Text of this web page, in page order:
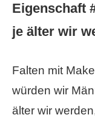
Eigenschaft
je älter wir
Falten mit
würden wir
älter wir